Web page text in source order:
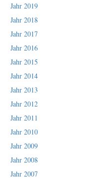
Jahr 2019
Jahr 2018
Jahr 2017
Jahr 2016
Jahr 2015
Jahr 2014
Jahr 2013
Jahr 2012
Jahr 2011
Jahr 2010
Jahr 2009
Jahr 2008
Jahr 2007